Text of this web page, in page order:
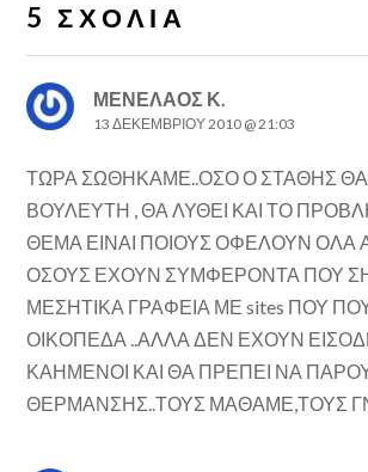
5 ΣΧΌΛΙΑ
ΜΕΝΕΛΑΟΣ Κ.
13 ΔΕΚΕΜΒΡΊΟΥ 2010 @ 21:03
ΤΩΡΑ ΣΩΘΗΚΑΜΕ..ΟΣΟ Ο ΣΤΑΘΗΣ ΘΑ
ΒΟΥΛΕΥΤΗ , ΘΑ ΛΥΘΕΙ ΚΑΙ ΤΟ
ΘΕΜΑ ΕΙΝΑΙ ΠΟΙΟΥΣ ΟΦΕΛΟΥΝ ΟΛΑ
ΟΣΟΥΣ ΕΧΟΥΝ ΣΥΜΦΕΡΟΝΤΑ ΠΟΥ
ΜΕΣΗΤΙΚΑ ΓΡΑΦΕΙΑ ΜΕ sites ΠΟΥ
ΟΙΚΟΠΕΔΑ ..ΑΛΛΑ ΔΕΝ ΕΧΟΥΝ
ΚΑΗΜΕΝΟΙ ΚΑΙ ΘΑ ΠΡΕΠΕΙ ΝΑ
ΘΕΡΜΑΝΣΗΣ..ΤΟΥΣ ΜΑΘΑΜΕ,ΤΟΥΣ